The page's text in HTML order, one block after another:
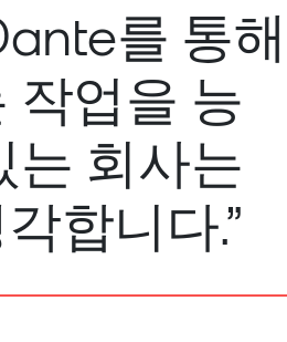
를 통해
작업을 능
는 회사는
합니다.”